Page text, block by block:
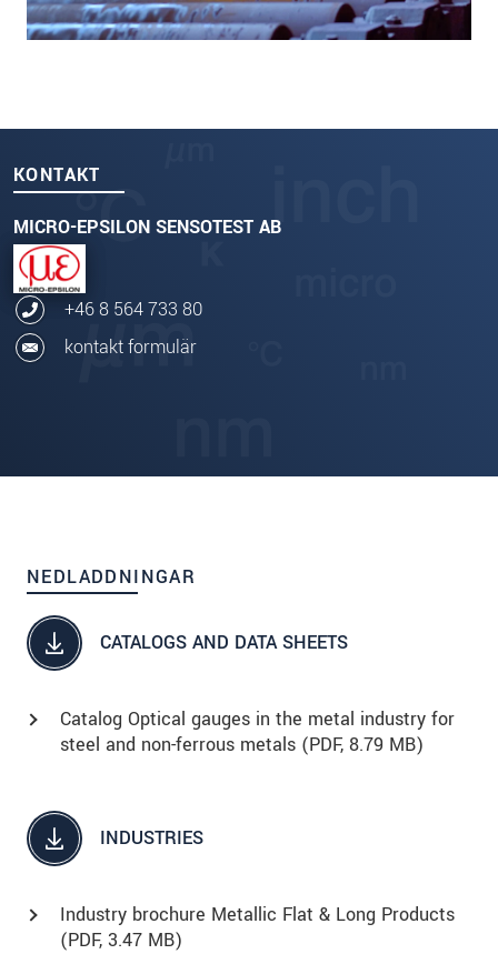
KONTAKT
MICRO-EPSILON SENSOTEST AB
+46 8 564 733 80
kontakt formulär
NEDLADDNINGAR
CATALOGS AND DATA SHEETS
Catalog Optical gauges in the metal industry for
steel and non-ferrous metals (PDF, 8.79 MB)
INDUSTRIES
Industry brochure Metallic Flat & Long Products
(PDF, 3.47 MB)